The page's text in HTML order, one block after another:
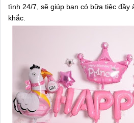
tình 24/7, sẽ giúp bạn có bữa tiệc đầy
khắc.